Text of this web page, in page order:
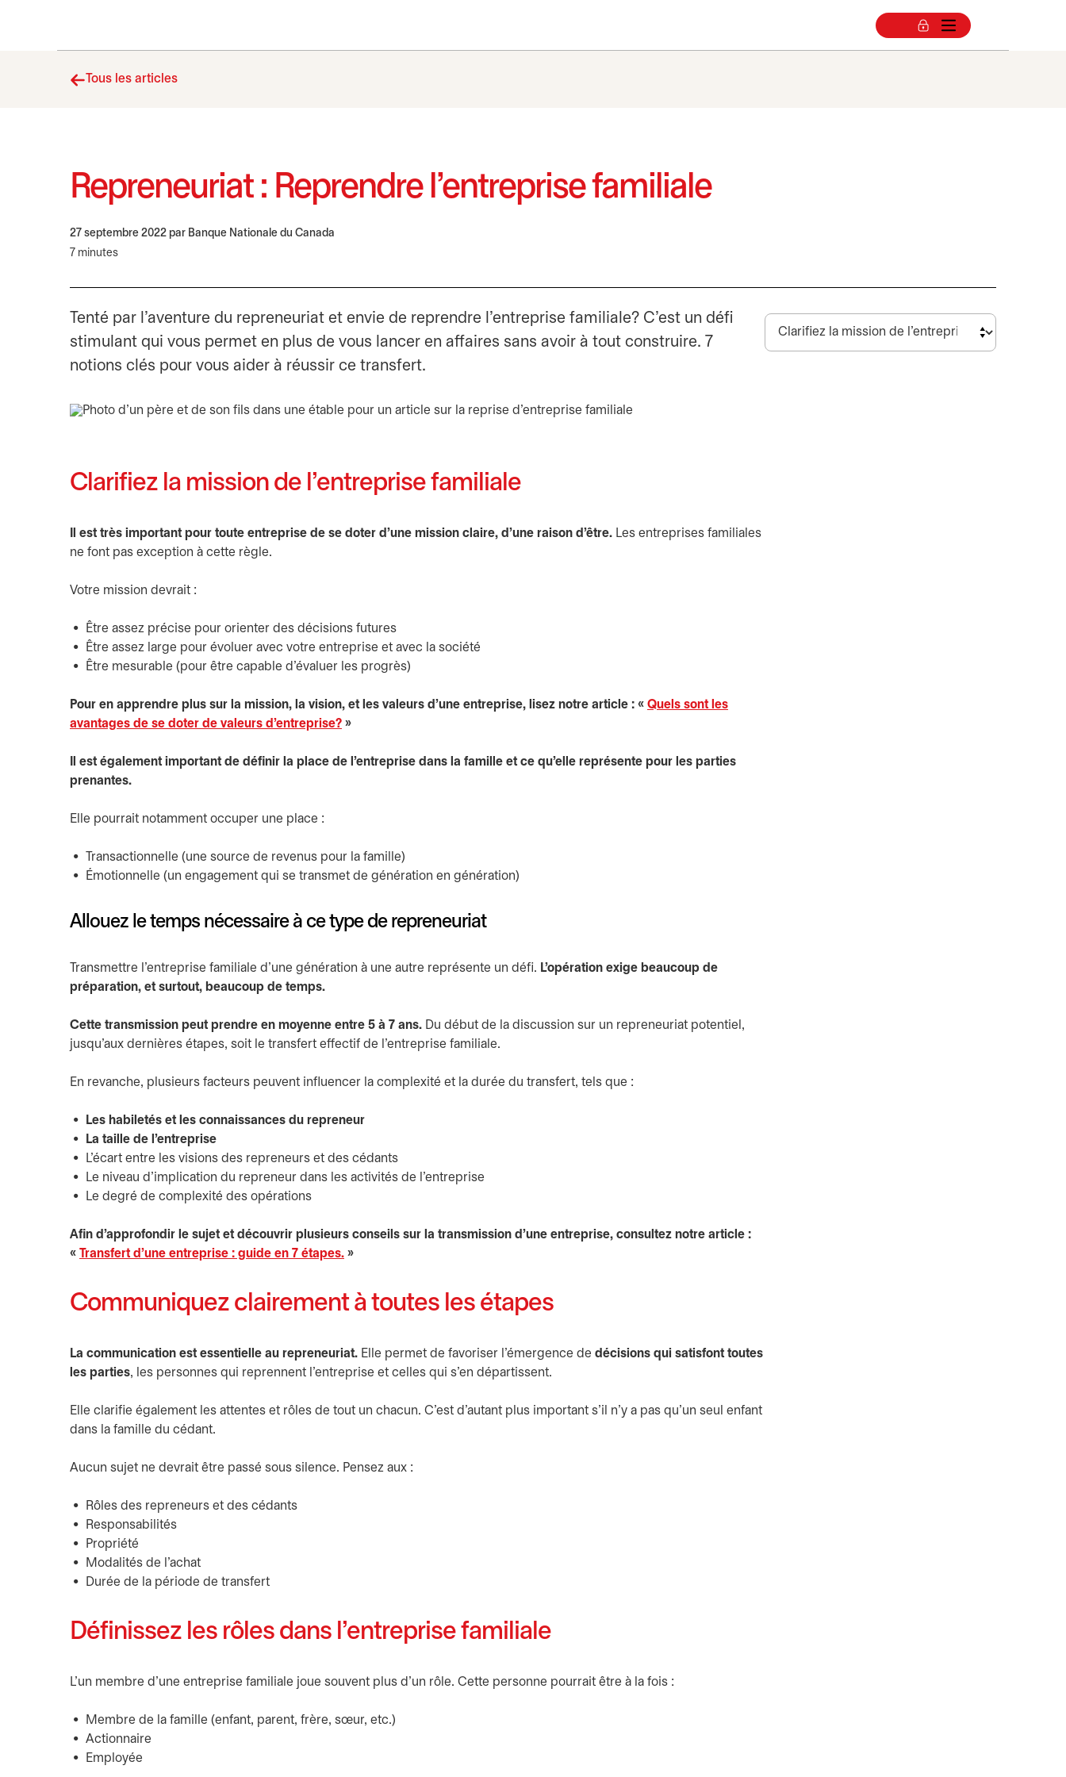
Tous les articles
Repreneuriat : Reprendre l’entreprise familiale
27 septembre 2022 par Banque Nationale du Canada
7 minutes
Tenté par l’aventure du repreneuriat et envie de reprendre l’entreprise familiale? C’est un défi
stimulant qui vous permet en plus de vous lancer en affaires sans avoir à tout construire. 7
notions clés pour vous aider à réussir ce transfert.
Clarifiez la mission de l’entreprise familiale
Il est très important pour toute entreprise de se doter d’une mission claire, d’une raison d’être. Les entreprises familiales
ne font pas exception à cette règle.
Votre mission devrait :
Être assez précise pour orienter des décisions futures
Être assez large pour évoluer avec votre entreprise et avec la société
Être mesurable (pour être capable d’évaluer les progrès)
Pour en apprendre plus sur la mission, la vision, et les valeurs d’une entreprise, lisez notre article : « Quels sont les
avantages de se doter de valeurs d’entreprise? »
Il est également important de définir la place de l’entreprise dans la famille et ce qu’elle représente pour les parties
prenantes.
Elle pourrait notamment occuper une place :
Transactionnelle (une source de revenus pour la famille)
Émotionnelle (un engagement qui se transmet de génération en génération)
Allouez le temps nécessaire à ce type de repreneuriat
Transmettre l’entreprise familiale d’une génération à une autre représente un défi. L’opération exige beaucoup de
préparation, et surtout, beaucoup de temps.
Cette transmission peut prendre en moyenne entre 5 à 7 ans. Du début de la discussion sur un repreneuriat potentiel,
jusqu’aux dernières étapes, soit le transfert effectif de l’entreprise familiale.
En revanche, plusieurs facteurs peuvent influencer la complexité et la durée du transfert, tels que :
Les habiletés et les connaissances du repreneur
La taille de l’entreprise
L’écart entre les visions des repreneurs et des cédants
Le niveau d’implication du repreneur dans les activités de l’entreprise
Le degré de complexité des opérations
Afin d’approfondir le sujet et découvrir plusieurs conseils sur la transmission d’une entreprise, consultez notre article :
«
Transfert d’une entreprise : guide en 7 étapes. »
Communiquez clairement à toutes les étapes
La communication est essentielle au repreneuriat. Elle permet de favoriser l’émergence de décisions qui satisfont toutes
les parties, les personnes qui reprennent l’entreprise et celles qui s’en départissent.
Elle clarifie également les attentes et rôles de tout un chacun. C'est d'autant plus important s’il n’y a pas qu’un seul enfant
dans la famille du cédant.
Aucun sujet ne devrait être passé sous silence. Pensez aux :
Rôles des repreneurs et des cédants
Responsabilités
Propriété
Modalités de l’achat
Durée de la période de transfert
Définissez les rôles dans l’entreprise familiale
L’un membre d’une entreprise familiale joue souvent plus d’un rôle. Cette personne pourrait être à la fois :
Membre de la famille (enfant, parent, frère, sœur, etc.)
Actionnaire
Employée